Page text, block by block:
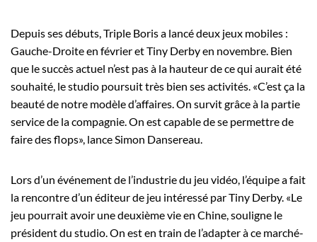
Depuis ses débuts, Triple Boris a lancé deux jeux mobiles :
Gauche-Droite en février et Tiny Derby en novembre. Bien
que le succès actuel n’est pas à la hauteur de ce qui aurait été
souhaité, le studio poursuit très bien ses activités. «C’est ça la
beauté de notre modèle d’affaires. On survit grâce à la partie
service de la compagnie. On est capable de se permettre de
faire des flops», lance Simon Dansereau.
Lors d’un événement de l’industrie du jeu vidéo, l’équipe a fait
la rencontre d’un éditeur de jeu intéressé par Tiny Derby. «Le
jeu pourrait avoir une deuxième vie en Chine, souligne le
président du studio. On est en train de l’adapter à ce marché-